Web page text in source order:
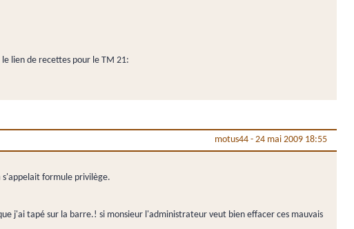
lien de recettes pour le TM 21:
motus44 - 24 mai 2009 18:55
s'appelait formule privilège.
j'ai tapé sur la barre.! si monsieur l'administrateur veut bien effacer ces mauvais